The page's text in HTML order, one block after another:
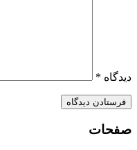
دیدگاه *
صفحات